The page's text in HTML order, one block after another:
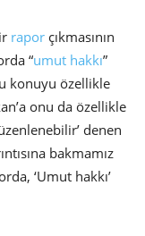
rapor çıkmasının
“umut hakkı”
konuyu özellikle
onu da özellikle
denen
bakmamız
‘Umut hakkı’